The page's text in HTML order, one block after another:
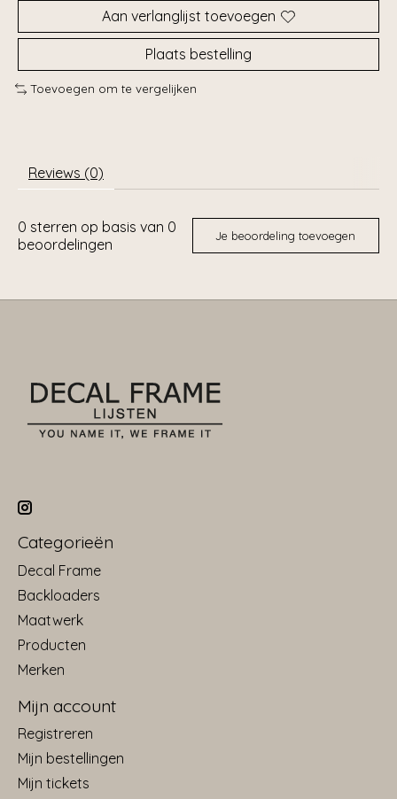
Aan verlanglijst toevoegen
Plaats bestelling
Toevoegen om te vergelijken
Reviews (0)
0 sterren op basis van 0
beoordelingen
Je beoordeling toevoegen
Categorieën
Decal Frame
Backloaders
Maatwerk
Producten
Merken
Mijn account
Registreren
Mijn bestellingen
Mijn tickets